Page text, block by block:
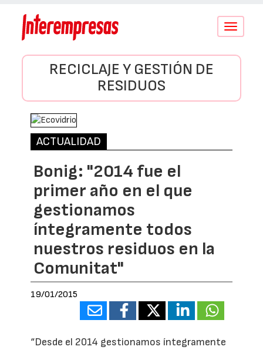
Conmutar
RECICLAJE Y GESTIÓN DE
RESIDUOS
ACTUALIDAD
Bonig: "2014 fue el
primer año en el que
gestionamos
íntegramente todos
nuestros residuos en la
Comunitat"
19/01/2015
“Desde el 2014 gestionamos íntegramente